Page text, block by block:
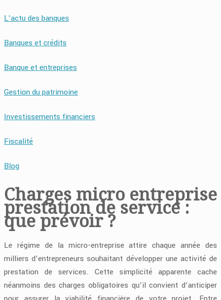
L’actu des banques
Banques et crédits
Banque et entreprises
Gestion du patrimoine
Investissements financiers
Fiscalité
Blog
Charges micro entreprise
prestation de service :
que prévoir ?
Le régime de la micro-entreprise attire chaque année des
milliers d’entrepreneurs souhaitant développer une activité de
prestation de services. Cette simplicité apparente cache
néanmoins des charges obligatoires qu’il convient d’anticiper